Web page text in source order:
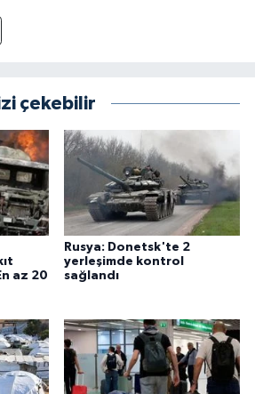
çekebilir
az 20
Rusya: Donetsk'te 2
yerleşimde kontrol
sağlandı